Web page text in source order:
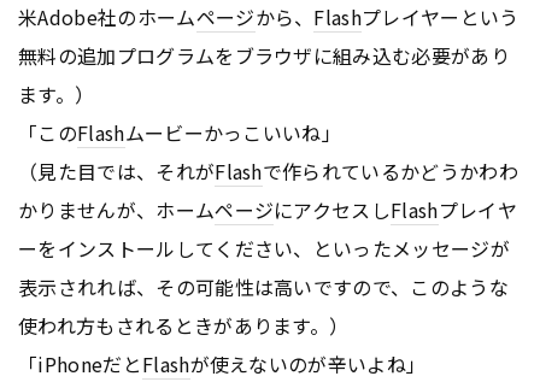
米Adobe社のホームページから、 Flashプレイヤーという
無料の追加プログラムをブラウザに組み込む必要があり
ます。）
「このFlashムービーかっこいいね」
（見た目では、それがFlashで作られているかどうかわわ
かりませんが、ホームページにアクセスしFlashプレイヤ
ーをインストールしてください、といったメッセージが
表示されれば、その可能性は高いですので、このような
使われ方もされるときがあります。）
「iPhoneだとFlashが使えないのが辛いよね」